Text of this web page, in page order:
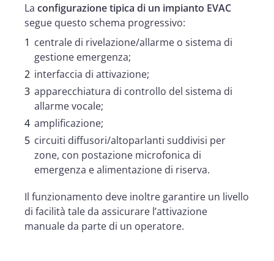
La configurazione tipica di un impianto EVAC
segue questo schema progressivo:
centrale di rivelazione/allarme o sistema di
gestione emergenza;
interfaccia di attivazione;
apparecchiatura di controllo del sistema di
allarme vocale;
amplificazione;
circuiti diffusori/altoparlanti suddivisi per
zone, con postazione microfonica di
emergenza e alimentazione di riserva.
Il funzionamento deve inoltre garantire un livello
di facilità tale da assicurare l’attivazione
manuale da parte di un operatore.